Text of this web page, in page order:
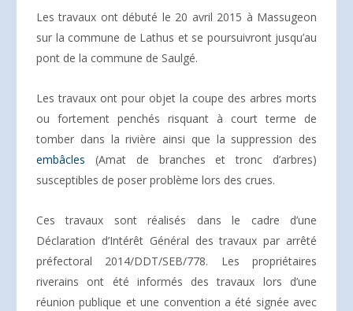
Les travaux ont débuté le 20 avril 2015 à Massugeon
sur la commune de Lathus et se poursuivront jusqu’au
pont de la commune de Saulgé.
Les travaux ont pour objet la coupe des arbres morts
ou fortement penchés risquant à court terme de
tomber dans la rivière ainsi que la suppression des
embâcles (Amat de branches et tronc d’arbres)
susceptibles de poser problème lors des crues.
Ces travaux sont réalisés dans le cadre d’une
Déclaration d’Intérêt Général des travaux par arrêté
préfectoral 2014/DDT/SEB/778. Les propriétaires
riverains ont été informés des travaux lors d’une
réunion publique et une convention a été signée avec